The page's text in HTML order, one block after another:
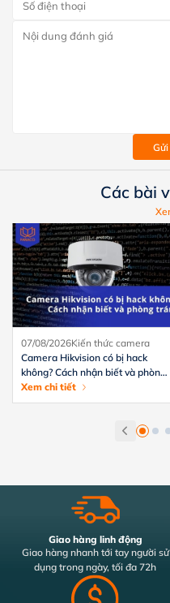
Các bài
07/08/2026Kiến thức camera
Camera Hikvision có bị hack
không? Cách nhận biết và phòng
tránh hiệu quả
Xem chi tiết
Giao hàng linh động
Giao hàng nhanh tới tay người sử
dụng trong ngày, tối đa 72h